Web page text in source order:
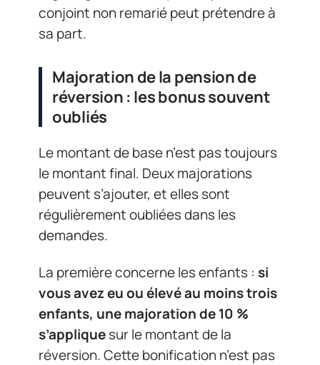
conjoint non remarié peut prétendre à
sa part.
Majoration de la pension de
réversion : les bonus souvent
oubliés
Le montant de base n’est pas toujours
le montant final. Deux majorations
peuvent s’ajouter, et elles sont
régulièrement oubliées dans les
demandes.
La première concerne les enfants : si
vous avez eu ou élevé au moins trois
enfants, une majoration de 10 %
s’appliquesur le montant de la
réversion. Cette bonification n’est pas